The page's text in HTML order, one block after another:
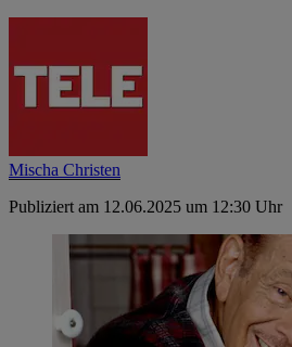
Mischa Christen
Publiziert am 12.06.2025 um 12:30 Uhr